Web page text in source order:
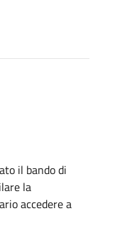
il bando di
la
accedere a